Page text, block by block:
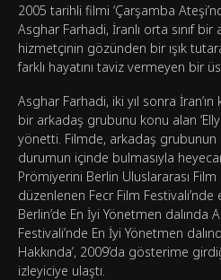
2005 tarihli filmi ‘Çarşamba
Asghar Farhadi, İranlı orta sınıf
hizmetçinin gözünden bir ışık
farklı hayatını taviz vermeyen bir
Asghar Farhadi, iki yıl sonra
bir arkadaş grubunu konu alan ‘Elly
yönetti. Filmde, arkadaş grubunun
durumun içinde bulmasıyla
Prömiyerini Berlin Uluslararası Film
düzenlenen Fecr Film
Berlin’de En İyi Yönetmen dalında
Festivali’nde En İyi Yönetmen
Hakkında’, 2009’da gösterime
izleyiciye ulaştı.